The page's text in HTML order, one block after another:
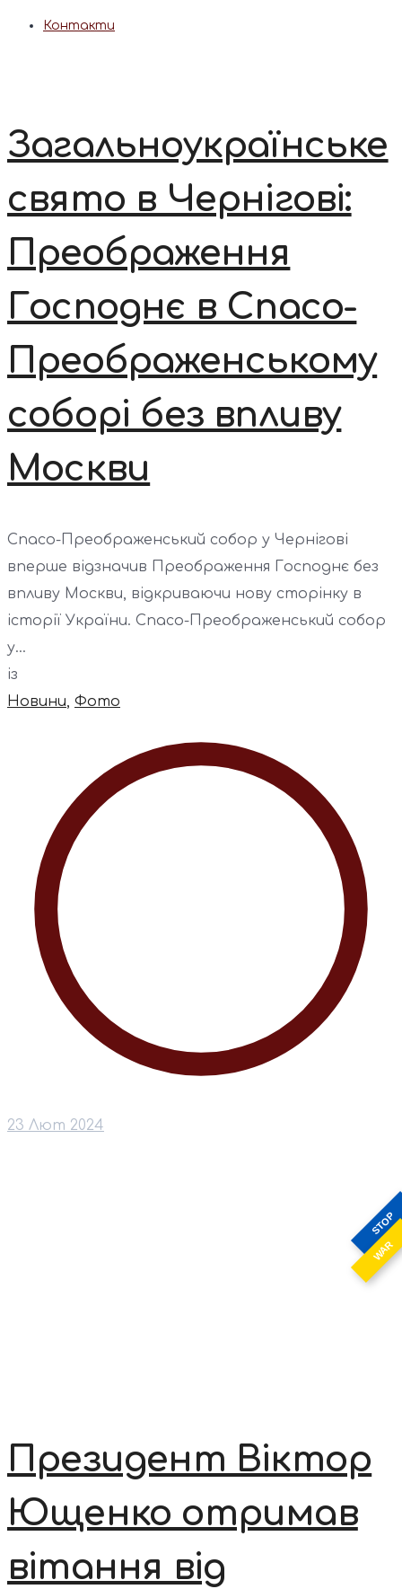
STOP
WAR
Контакти
Загальноукраїнське
свято в Чернігові:
Преображення
Господнє в Спасо-
Преображенському
соборі без впливу
Москви
Спасо-Преображенський собор у Чернігові
вперше відзначив Преображення Господнє без
впливу Москви, відкриваючи нову сторінку в
історії України. Спасо-Преображенський собор
у...
із
Новини, Фото
23 Лют 2024
Президент Віктор
Ющенко отримав
вітання від